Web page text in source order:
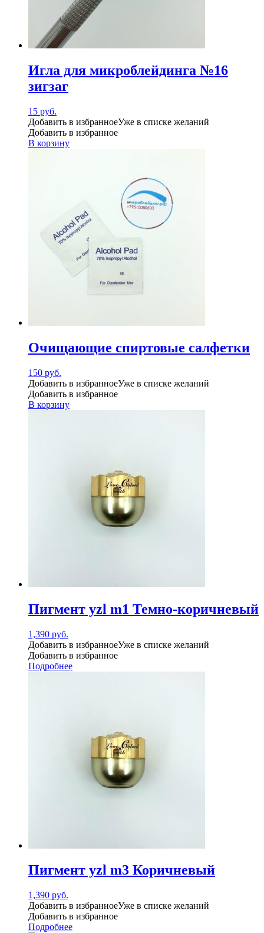
Игла для микроблейдинга №16
зигзаг
15 руб.
Добавить в избранноеУже в списке желаний
Добавить в избранное
В корзину
Очищающие спиртовые салфетки
150 руб.
Добавить в избранноеУже в списке желаний
Добавить в избранное
В корзину
Пигмент yzl m1 Темно-коричневый
1,390 руб.
Добавить в избранноеУже в списке желаний
Добавить в избранное
Подробнее
Пигмент yzl m3 Коричневый
1,390 руб.
Добавить в избранноеУже в списке желаний
Добавить в избранное
Подробнее